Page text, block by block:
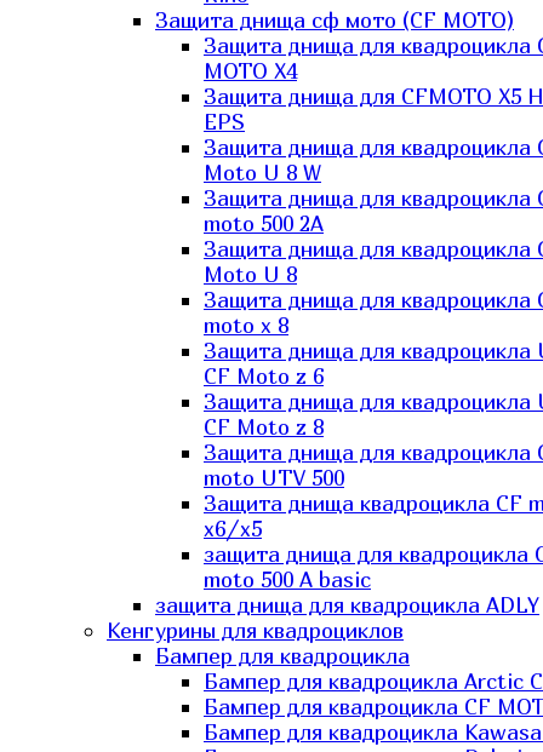
Защита днища сф мото (CF MOTO)
Защита днища для квадроцикла
MOTO X4
Защита днища для CFMOTO X5
EPS
Защита днища для квадроцикла
Moto U 8 W
Защита днища для квадроцикла
moto 500 2A
Защита днища для квадроцикла
Moto U 8
Защита днища для квадроцикла
moto x 8
Защита днища для квадроцикла
CF Moto z 6
Защита днища для квадроцикла
CF Moto z 8
Защита днища для квадроцикла
moto UTV 500
Защита днища квадроцикла СF
x6/x5
защита днища для квадроцикла
moto 500 A basic
защита днища для квадроцикла ADLY
Кенгурины для квадроциклов
Бампер для квадроцикла
Бампер для квадроцикла Arctic
Бампер для квадроцикла CF
Бампер для квадроцикла